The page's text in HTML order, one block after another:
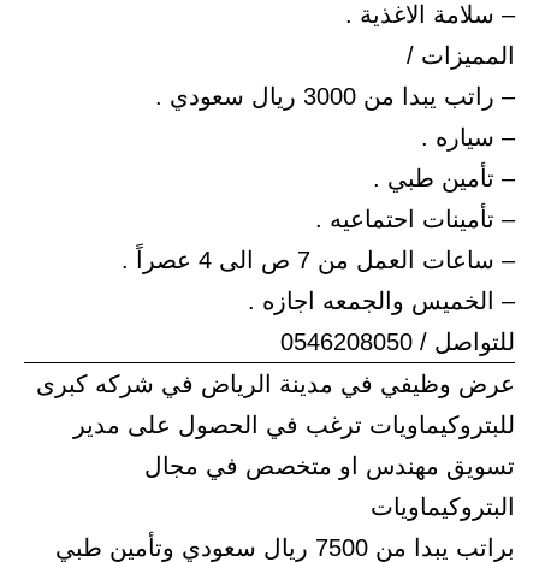
– سلامة الاغذية .
المميزات /
– راتب يبدا من 3000 ريال سعودي .
– سياره .
– تأمين طبي .
– تأمينات احتماعيه .
– ساعات العمل من 7 ص الى 4 عصراً .
– الخميس والجمعه اجازه .
للتواصل / 0546208050
عرض وظيفي في مدينة الرياض في شركه كبرى
للبتروكيماويات ترغب في الحصول على مدير
تسويق مهندس او متخصص في مجال
البتروكيماويات
براتب يبدا من 7500 ريال سعودي وتأمين طبي